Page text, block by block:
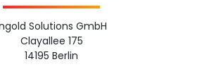
Solutions GmbH
Clayallee 175
14195 Berlin